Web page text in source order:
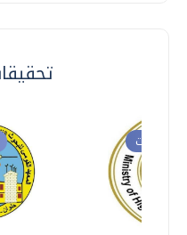
وحوارات